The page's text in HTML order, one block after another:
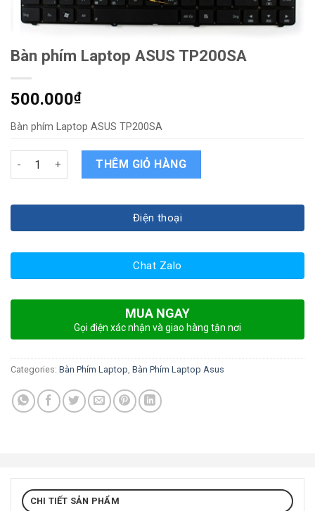
Bàn phím Laptop ASUS TP200SA
500.000₫
Bàn phím Laptop ASUS TP200SA
Bàn phím Laptop ASUS TP200SA quantity
THÊM GIỎ HÀNG
Điện thoại
Chat Zalo
MUA NGAY
Gọi điện xác nhận và giao hàng tận nơi
Categories: Bàn Phím Laptop, Bàn Phím Laptop Asus
CHI TIẾT SẢN PHẨM